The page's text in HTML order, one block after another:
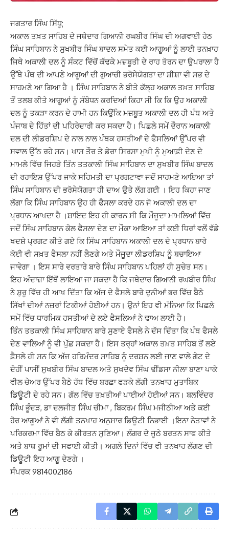
ਜਗਤਾਰ ਸਿੰਘ ਸਿੱਧੂ;
ਅਕਾਲ ਤਖ਼ਤ ਸਾਹਿਬ ਦੇ ਜਥੇਦਾਰ ਗਿਆਨੀ ਰਘਬੀਰ ਸਿੰਘ ਦੀ ਅਗਵਾਈ ਹੇਠ
ਸਿੰਘ ਸਾਹਿਬਾਨ ਨੇ ਸੁਖਬੀਰ ਸਿੰਘ ਬਾਦਲ ਸਮੇਤ ਕਈ ਆਗੂਆਂ ਨੂੰ ਲਾਈ ਤਨਖ਼ਾਹ
ਜਿਥੇ ਅਕਾਲੀ ਦਲ ਨੂੰ ਸੰਕਟ ਵਿੱਚੋਂ ਕੱਢਕੇ ਮਜ਼ਬੂਤੀ ਦੇ ਰਾਹ ਤੋਰਨ ਦਾ ਉਪਰਾਲਾ ਹੈ
ਉੱਥੇ ਪੰਥ ਦੀ ਆਪਣੇ ਆਗੂਆਂ ਦੀ ਗੁਆਚੀ ਭਰੋਸੇਯੋਗਤਾ ਦਾ ਸ਼ੀਸ਼ਾ ਵੀ ਸਭ ਦੇ
ਸਾਹਮਣੇ ਆ ਗਿਆ ਹੈ । ਸਿੰਘ ਸਾਹਿਬਾਨ ਨੇ ਬੀਤੇ ਕੱਲ੍ਹ ਅਕਾਲ ਤਖ਼ਤ ਸਾਹਿਬ
ਤੋਂ ਤਲਬ ਕੀਤੇ ਆਗੂਆਂ ਨੂੰ ਸੰਬੋਧਨ ਕਰਦਿਆਂ ਕਿਹਾ ਸੀ ਕਿ ਕਿ ਉਹ ਅਕਾਲੀ
ਦਲ ਨੂੰ ਤਕੜਾ ਕਰਨ ਦੇ ਹਾਮੀ ਹਨ ਕਿਉਂਕਿ ਮਜ਼ਬੂਤ ਅਕਾਲੀ ਦਲ ਹੀ ਪੰਥ ਅਤੇ
ਪੰਜਾਬ ਦੇ ਹਿੱਤਾਂ ਦੀ ਪਹਿਰੇਦਾਰੀ ਕਰ ਸਕਦਾ ਹੈ। ਪਿਛਲੇ ਸਮੇਂ ਦੌਰਾਨ ਅਕਾਲੀ
ਦਲ ਦੀ ਲੀਡਰਸ਼ਿਪ ਦੇ ਨਾਲ ਨਾਲ ਪੰਥਕ ਹਸਤੀਆਂ ਦੇ ਫੈਸਲਿਆਂ ਉੱਪਰ ਵੀ
ਸਵਾਲ ਉੱਠ ਰਹੇ ਸਨ। ਖਾਸ ਤੌਰ ਤੇ ਡੇਰਾ ਸਿਰਸਾ ਮੁਖੀ ਨੂੰ ਮੁਆਫ਼ੀ ਦੇਣ ਦੇ
ਮਾਮਲੇ ਵਿੱਚ ਜਿਹੜੇ ਤਿੰਨ ਤਤਕਾਲੀ ਸਿੰਘ ਸਾਹਿਬਾਨ ਦਾ ਸੁਖਬੀਰ ਸਿੰਘ ਬਾਦਲ
ਦੀ ਰਹਾਇਸ਼ ਉੱਪਰ ਜਾਕੇ ਸਹਿਮਤੀ ਦਾ ਪ੍ਰਗਟਾਵਾ ਜਦੋਂ ਸਾਹਮਣੇ ਆਇਆ ਤਾਂ
ਸਿੰਘ ਸਾਹਿਬਾਨ ਦੀ ਭਰੋਸੇਯੋਗਤਾ ਹੀ ਦਾਅ ਉਤੇ ਲੱਗ ਗਈ । ਇਹ ਕਿਹਾ ਜਾਣ
ਲੱਗਾ ਕਿ ਸਿੰਘ ਸਾਹਿਬਾਨ ਉਹ ਹੀ ਫੈਸਲਾ ਕਰਦੇ ਹਨ ਜੋ ਅਕਾਲੀ ਦਲ ਦਾ
ਪ੍ਰਧਾਨ ਆਖਦਾ ਹੈ ।ਸ਼ਾਇਦ ਇਹ ਹੀ ਕਾਰਨ ਸੀ ਕਿ ਮੌਜੂਦਾ ਮਾਮਲਿਆਂ ਵਿੱਚ
ਜਦੋਂ ਸਿੰਘ ਸਾਹਿਬਾਨ ਕੋਲ ਫੈਸਲਾ ਦੇਣ ਦਾ ਮੌਕਾ ਆਇਆ ਤਾਂ ਕਈ ਧਿਰਾਂ ਵਲੋਂ ਵੱਡੇ
ਖਦਸ਼ੇ ਪ੍ਰਗਟ ਕੀਤੇ ਗਏ ਕਿ ਸਿੰਘ ਸਾਹਿਬਾਨ ਅਕਾਲੀ ਦਲ ਦੇ ਪ੍ਰਧਾਨ ਬਾਰੇ
ਕੋਈ ਵੀ ਸਖ਼ਤ ਫੈਸਲਾ ਨਹੀਂ ਲੈਣਗੇ ਅਤੇ ਮੌਜੂਦਾ ਲੀਡਰਸ਼ਿਪ ਨੂੰ ਬਚਾਇਆ
ਜਾਵੇਗਾ । ਇਸ ਸਾਰੇ ਵਰਤਾਰੇ ਬਾਰੇ ਸਿੰਘ ਸਾਹਿਬਾਨ ਪਹਿਲਾਂ ਹੀ ਸੁਚੇਤ ਸਨ।
ਇਹ ਅੰਦਾਜ਼ਾ ਇੱਥੋਂ ਲਾਇਆ ਜਾ ਸਕਦਾ ਹੈ ਕਿ ਜਥੇਦਾਰ ਗਿਆਨੀ ਰਘਬੀਰ ਸਿੰਘ
ਨੇ ਸ਼ੁਰੂ ਵਿੱਚ ਹੀ ਆਖ ਦਿੱਤਾ ਕਿ ਅੱਜ ਦੇ ਫੈਸਲੇ ਬਾਰੇ ਦੁਨੀਆਂ ਭਰ ਵਿੱਚ ਬੈਠੇ
ਸਿੱਖਾਂ ਦੀਆਂ ਨਜ਼ਰਾਂ ਟਿਕੀਆਂ ਹੋਈਆਂ ਹਨ। ਉਨਾਂ ਇਹ ਵੀ ਮੰਨਿਆ ਕਿ ਪਿਛਲੇ
ਸਮੇਂ ਵਿੱਚ ਧਾਰਮਿਕ ਹਸਤੀਆਂ ਦੇ ਲਏ ਫੈਸਲਿਆਂ ਨੇ ਢਾਅ ਲਾਈ ਹੈ।
ਤਿੰਨ ਤਤਕਾਲੀ ਸਿੰਘ ਸਾਹਿਬਾਨ ਬਾਰੇ ਸੁਣਾਏ ਫੈਸਲੇ ਨੇ ਦੱਸ ਦਿੱਤਾ ਕਿ ਪੰਥ ਫੈਸਲੇ
ਦੇਣ ਵਾਲਿਆਂ ਨੂੰ ਵੀ ਪੁੱਛ ਸਕਦਾ ਹੈ। ਇਸ ਤਰ੍ਹਾਂ ਅਕਾਲ ਤਖ਼ਤ ਸਾਹਿਬ ਤੋਂ ਲਏ
ਫ਼ੈਸਲੇ ਹੀ ਸਨ ਕਿ ਅੱਜ ਹਰਿਮੰਦਰ ਸਾਹਿਬ ਨੂੰ ਦਰਸ਼ਨ ਲਈ ਜਾਣ ਵਾਲੇ ਗੇਟ ਦੇ
ਦੋਹੀਂ ਪਾਸੀਂ ਸੁਖਬੀਰ ਸਿੰਘ ਬਾਦਲ ਅਤੇ ਸੁਖਦੇਵ ਸਿੰਘ ਢੀਂਡਸਾ ਨੀਲਾ ਬਾਣਾ ਪਾਕੇ
ਵੀਲ ਚੇਅਰ ਉੱਪਰ ਬੈਠੇ ਹੱਥ ਵਿੱਚ ਬਰਛਾ ਫੜਕੇ ਲੱਗੀ ਤਨਖਾਹ ਮੁਤਾਬਿਕ
ਡਿਊਟੀ ਦੇ ਰਹੇ ਸਨ। ਗੱਲ ਵਿੱਚ ਤਖ਼ਤੀਆਂ ਪਾਈਆਂ ਹੋਈਆਂ ਸਨ। ਬਲਵਿੰਦਰ
ਸਿੰਘ ਭੂੰਦੜ, ਡਾ ਦਲਜੀਤ ਸਿੰਘ ਚੀਮਾ , ਬਿਕਰਮ ਸਿੰਘ ਮਜੀਠੀਆ ਅਤੇ ਕਈ
ਹੋਰ ਆਗੂਆਂ ਨੇ ਵੀ ਲੱਗੀ ਤਨਖਾਹ ਅਨੁਸਾਰ ਡਿਊਟੀ ਨਿਭਾਈ ।ਇਨਾ ਨੇਤਾਵਾਂ ਨੇ
ਪਰਿਕਰਮਾ ਵਿੱਚ ਬੈਠ ਕੇ ਕੀਰਤਨ ਸੁਣਿਆ। ਲੰਗਰ ਦੇ ਜੂਠੇ ਬਰਤਨ ਸਾਫ ਕੀਤੇ
ਅਤੇ ਬਾਥ ਰੂਮਾਂ ਦੀ ਸਫਾਈ ਕੀਤੀ। ਅਗਲੇ ਦਿਨਾਂ ਵਿੱਚ ਵੀ ਤਨਖਾਹ ਲੱਗਣ ਦੀ
ਡਿਊਟੀ ਇਹ ਆਗੂ ਦੇਣਗੇ ।
ਸੰਪਰਕ 9814002186